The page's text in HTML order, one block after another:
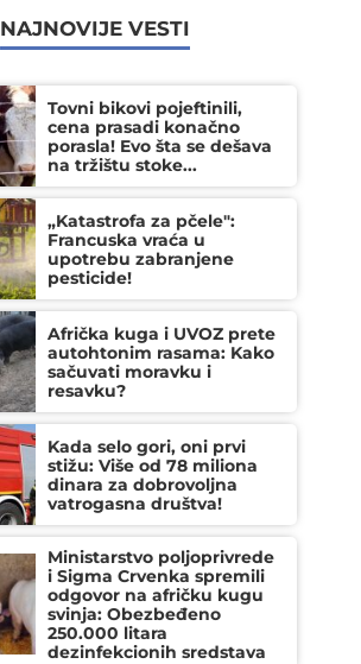
NAJNOVIJE VESTI
Tovni bikovi pojeftinili,
cena prasadi konačno
porasla! Evo šta se dešava
na tržištu stoke...
„Katastrofa za pčele":
Francuska vraća u
upotrebu zabranjene
pesticide!
Afrička kuga i UVOZ prete
autohtonim rasama: Kako
sačuvati moravku i
resavku?
Kada selo gori, oni prvi
stižu: Više od 78 miliona
dinara za dobrovoljna
vatrogasna društva!
Ministarstvo poljoprivrede
i Sigma Crvenka spremili
odgovor na afričku kugu
svinja: Obezbeđeno
250.000 litara
dezinfekcionih sredstava